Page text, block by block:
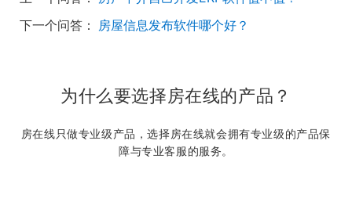
下一个问答： 房屋信息发布软件哪个好？
为什么要选择房在线的产品？
房在线只做专业级产品，选择房在线就会拥有专业级的产品保
障与专业客服的服务。